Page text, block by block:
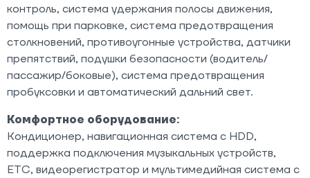
контроль, система удержания полосы движения,
помощь при парковке, система предотвращения
столкновений, противоугонные устройства, датчики
препятствий, подушки безопасности (водитель/
пассажир/боковые), система предотвращения
пробуксовки и автоматический дальний свет.
Комфортное оборудование:
Кондиционер, навигационная система с HDD,
поддержка подключения музыкальных устройств,
ETC, видеорегистратор и мультимедийная система с